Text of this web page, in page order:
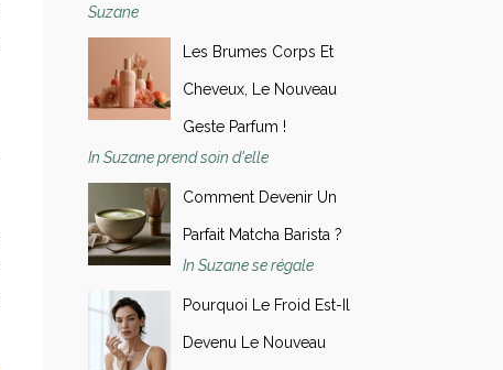
Suzane
Les Brumes Corps Et
Cheveux, Le Nouveau
Geste Parfum !
In Suzane prend soin d'elle
Comment Devenir Un
Parfait Matcha Barista ?
In Suzane se régale
Pourquoi Le Froid Est-Il
Devenu Le Nouveau